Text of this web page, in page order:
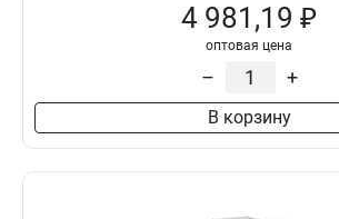
4 981,19 ₽
оптовая цена
– +
В корзину